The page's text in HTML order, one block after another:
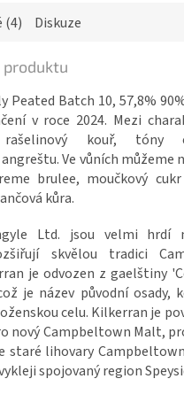
(4) Diskuze
produktu
Peated Batch 10, 57,8%
v roce 2024. Mezi
kouř, tóny
Ve vůních můžeme
brulee, moučkový
kůra.
Ltd. jsou velmi hrdí
skvělou tradici
je odvozen z gaelštiny
je název původní osady,
celu. Kilkerran je
nový Campbeltown Malt,
staré lihovary
spojovaný region